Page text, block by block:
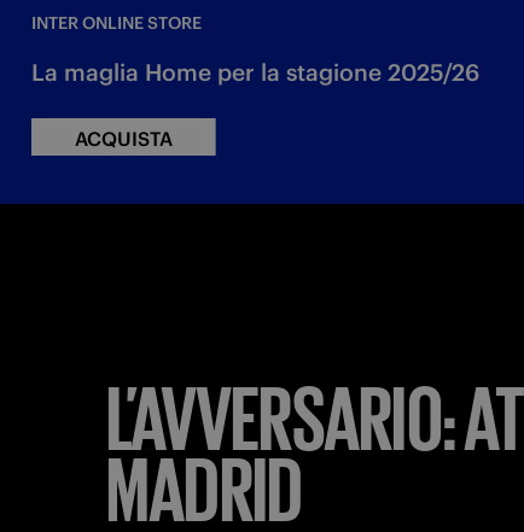
La maglia Home per la stagione 2025/26
L’AVVERSARIO:
MADRID